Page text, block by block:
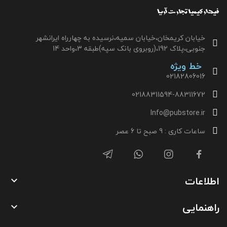
خیابان کریمخان،خیابان سمیه،نرسیده به چهارراه ایرانشهر
جنوبی،پلاک 192،(روبروی بانک سپه)طبقه 3،واحد 14
خط ویژه
02182806016
02188311594-88311672
Info@pubstore.ir
ساعات کاری : 9 صبح تا 6 عصر
اطلاعات 
راهنمایی 